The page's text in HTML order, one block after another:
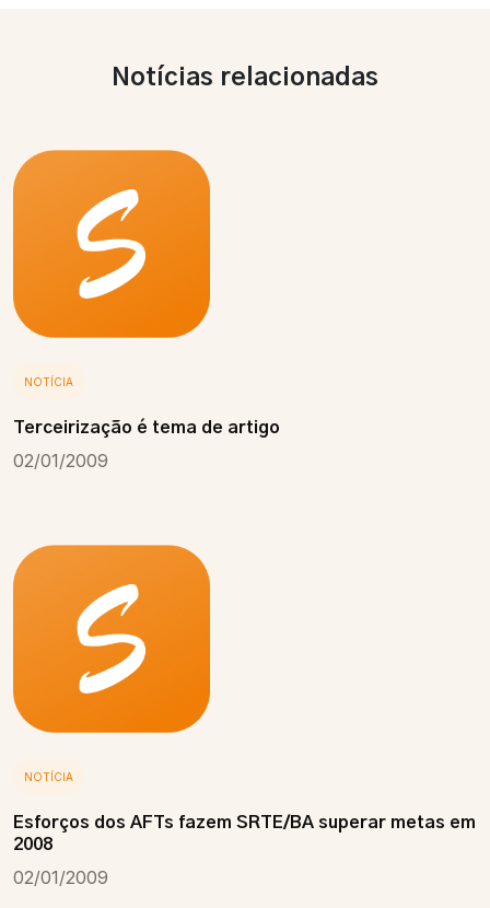
Notícias relacionadas
NOTÍCIA
Terceirização é tema de artigo
02/01/2009
NOTÍCIA
Esforços dos AFTs fazem SRTE/BA superar metas em
2008
02/01/2009